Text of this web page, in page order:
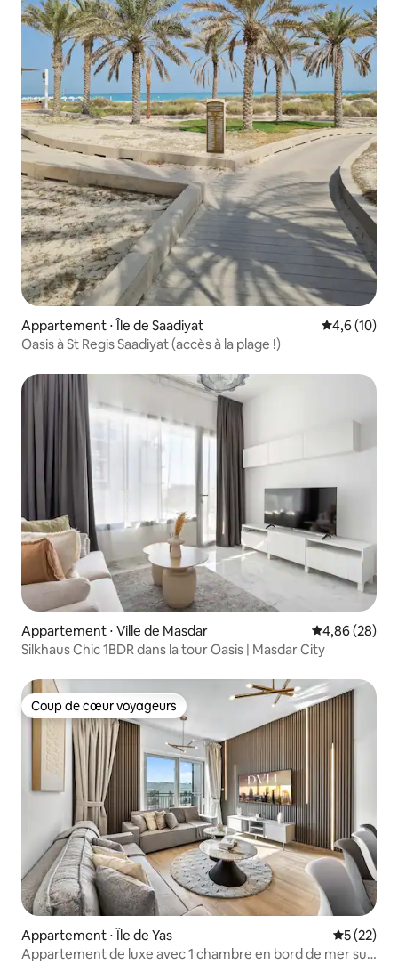
Appartement ⋅ Île de Saadiyat Évaluation
4,6 (10)
Oasis à St Regis Saadiyat (accès à la plage !)
Appartement ⋅ Ville de Masdar Évaluation
4,86 (28)
Silkhaus Chic 1BDR dans la tour Oasis | Masdar City
Coup de cœur voyageurs
Coup de cœur voyageurs
Appartement ⋅ Île de Yas
5 (22)
Appartement de luxe avec 1 chambre en bord de mer sur